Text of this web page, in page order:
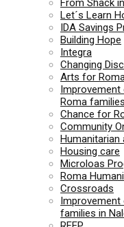
From Shack
Let´s Learn
IDA Savings
Building Hope
Integra
Changing
Arts for
Improvement
Roma families
Chance for
Community
Humanitarian
Housing care
Microloas
Roma
Crossroads
families in